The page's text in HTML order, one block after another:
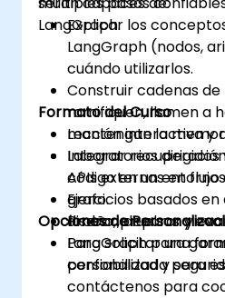
LangGraph.
Explicar los
LangGraph (nodos,
cuándo utilizarlos.
Construir cadenas
ramifiquen, llamen a
mantengan la
Integrar
APIs externas en
grafo.
Probar, depurar y
LangGraph para
confiabilidad y
Formato del Curso
Lección interactiva y
Laboratorios
código en un entorno
Ejercicios basados
diseño, pruebas y
Opciones de
Para solicitar una
personalizada para
contáctenos para